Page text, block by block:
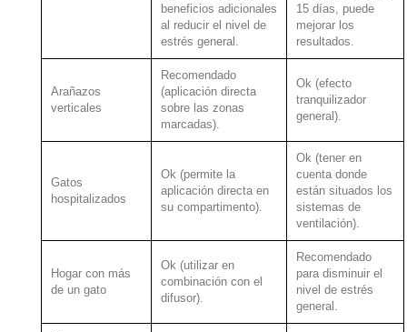
beneficios adicionales
al reducir el nivel de
estrés general.
15 días, puede
mejorar los
resultados.
Arañazos
verticales
Recomendado
(aplicación directa
sobre las zonas
marcadas).
Ok (efecto
tranquilizador
general).
Gatos
hospitalizados
Ok (permite la
aplicación directa en
su compartimento).
Ok (tener en
cuenta donde
están situados los
sistemas de
ventilación).
Hogar con más
de un gato
Ok (utilizar en
combinación con el
difusor).
Recomendado
para disminuir el
nivel de estrés
general.